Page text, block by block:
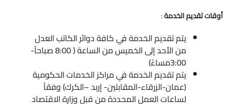
أوقات تقديم الخدمة:
يتم تقديم الخدمة في كافة دوائر الكاتب العدل
من الأحد إلى الخميس من الساعة ( 8:00 صباحاً-
3:00مساءً)
يتم تقديم الخدمة في مراكز الخدمات الحكومية
(عمان-الزرقاء-المقابلين- إربد –الكرك) وفقاً
لساعات العمل المحددة من قبل وزارة الاقتصاد